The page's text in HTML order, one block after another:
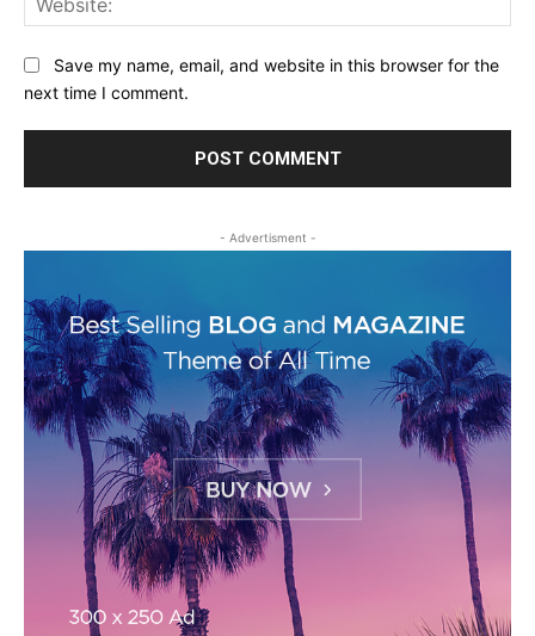
Save my name, email, and website in this browser for the
next time I comment.
- Advertisment -